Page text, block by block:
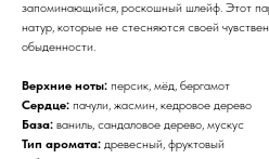
запоминающийся, роскошный шлейф. Этот
натур, которые не стесняются своей
обыденности.
Верхние ноты: персик, мёд, бергамот
Сердце: пачули, жасмин, кедровое дерево
База: ваниль, сандаловое дерево, мускус
Тип аромата: древесный, фруктовый